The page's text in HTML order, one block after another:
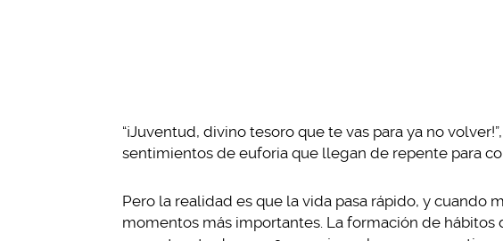
“¡Juventud, divino tesoro que te vas para ya no
sentimientos de euforia que llegan de repente para
Pero la realidad es que la vida pasa rápido, y cuando
momentos más importantes. La formación de